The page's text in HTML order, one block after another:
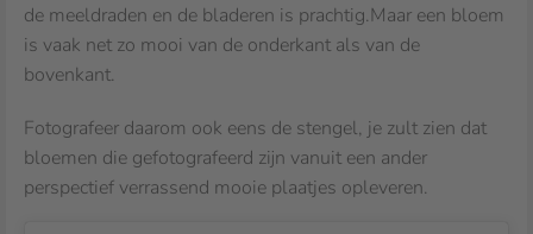
de meeldraden en de bladeren is prachtig.Maar een bloem
is vaak net zo mooi van de onderkant als van de
bovenkant.
Fotografeer daarom ook eens de stengel, je zult zien dat
bloemen die gefotografeerd zijn vanuit een ander
perspectief verrassend mooie plaatjes opleveren.